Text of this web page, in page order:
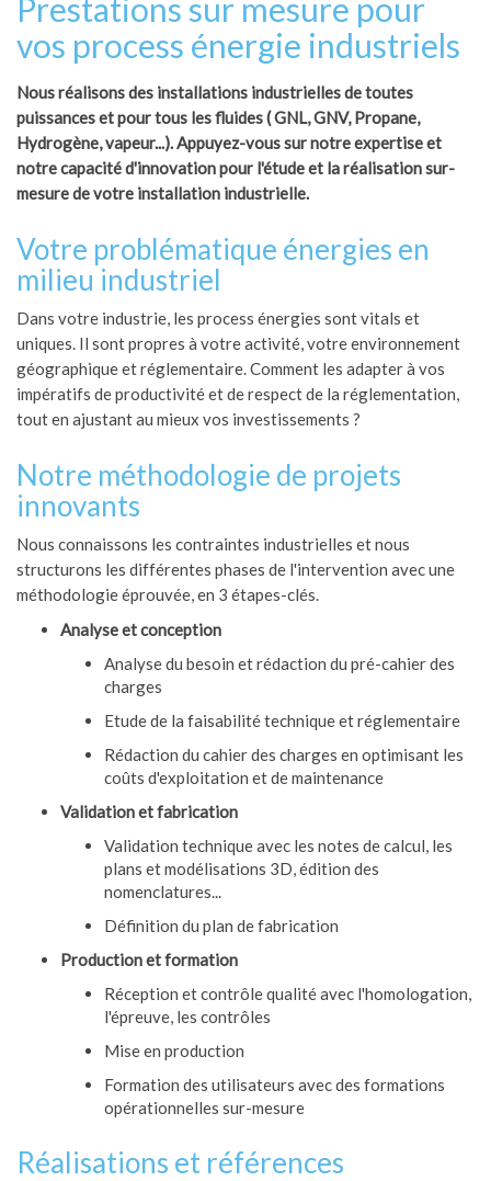
Prestations sur mesure pour
vos process énergie industriels
Nous réalisons des installations industrielles de toutes
puissances et pour tous les fluides ( GNL, GNV, Propane,
Hydrogène, vapeur...). Appuyez-vous sur notre expertise et
notre capacité d'innovation pour l'étude et la réalisation sur-
mesure de votre installation industrielle.
Votre problématique énergies en
milieu industriel
Dans votre industrie, les process énergies sont vitals et
uniques. Il sont propres à votre activité, votre environnement
géographique et réglementaire. Comment les adapter à vos
impératifs de productivité et de respect de la réglementation,
tout en ajustant au mieux vos investissements ?
Notre méthodologie de projets
innovants
Nous connaissons les contraintes industrielles et nous
structurons les différentes phases de l'intervention avec une
méthodologie éprouvée, en 3 étapes-clés.
Analyse et conception
Analyse du besoin et rédaction du pré-cahier des
charges
Etude de la faisabilité technique et réglementaire
Rédaction du cahier des charges en optimisant les
coûts d'exploitation et de maintenance
Validation et fabrication
Validation technique avec les notes de calcul, les
plans et modélisations 3D, édition des
nomenclatures...
Définition du plan de fabrication
Production et formation
Réception et contrôle qualité avec l'homologation,
l'épreuve, les contrôles
Mise en production
Formation des utilisateurs avec des formations
opérationnelles sur-mesure
Réalisations et références